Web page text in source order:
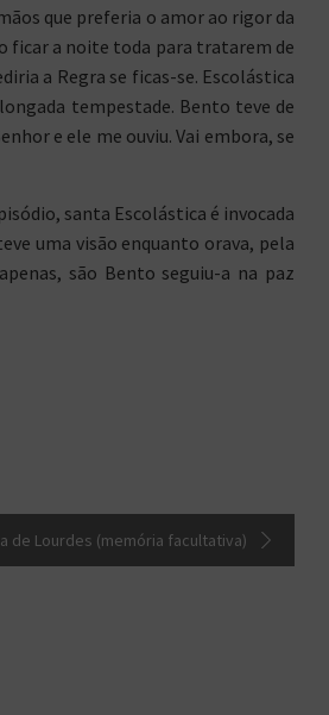
que preferia o amor ao rigor da
ficar a noite toda para tratarem de
a Regra se ficas-se. Escolástica
tempestade. Bento teve de
e ele me ouviu. Vai embora, se
santa Escolástica é invocada
uma visão enquanto orava, pela
são Bento seguiu-a na paz
de Lourdes (memória facultativa)